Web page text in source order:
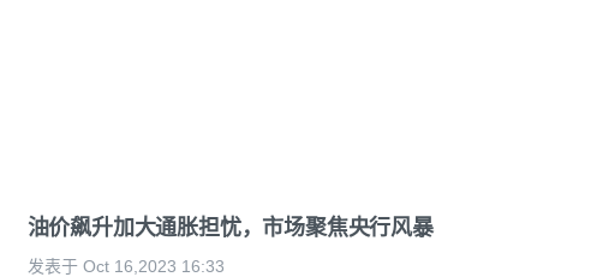
油价飙升加大通胀担忧，市场聚焦央行风暴
发表于 Oct 16,2023 16:33